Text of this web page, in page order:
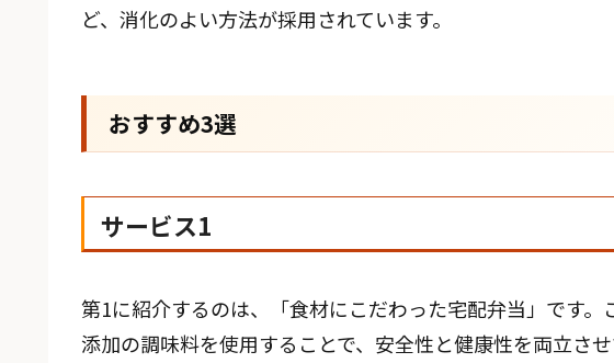
ど、消化のよい方法が採用されています。
おすすめ3選
サービス1
第1に紹介するのは、「食材にこだわった宅配弁当」です
添加の調味料を使用することで、安全性と健康性を両立さ